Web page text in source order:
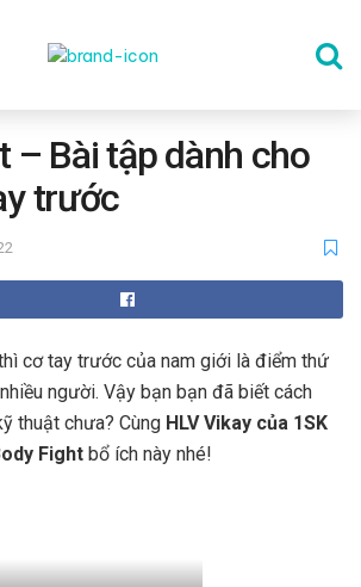
– Bài tập dành cho
trước
cơ tay trước của nam giới là điểm thứ
người. Vậy bạn bạn đã biết cách
thuật chưa? Cùng HLV Vikay của 1SK
Fight bổ ích này nhé!